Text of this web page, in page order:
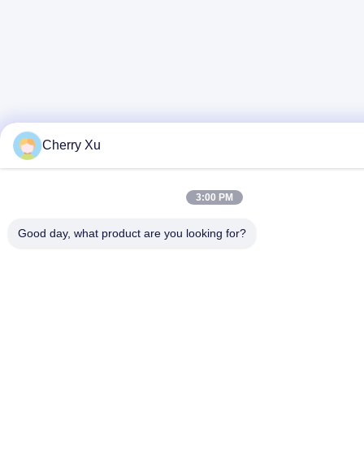
Cherry Xu
3:00 PM
Good day, what product are you looking for?